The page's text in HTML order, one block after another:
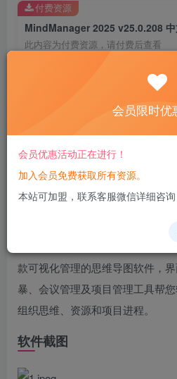
MindManager 2025 v25.0.208 中
此内容为付费资源，请付费后查看
6.6
您当前未登录！建议
付费资源
软件
款可视化管理的思维导图软件，
暴、会议管理及项目管理工具帮
组织思维、资源和项目进程。
软件截图
会员限时优
会员优惠活动正在进行！
加入会员免费获取所有资源。
本站可加盟，联系客服微信详细咨询